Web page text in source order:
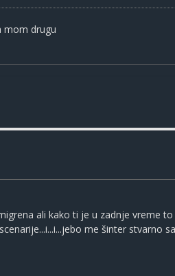
mom drugu
ali kako ti je u zadnje vreme
me šinter stvarno